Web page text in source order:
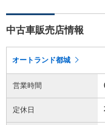
中古車販売店情報
オートランド都城
営業時間
定休日